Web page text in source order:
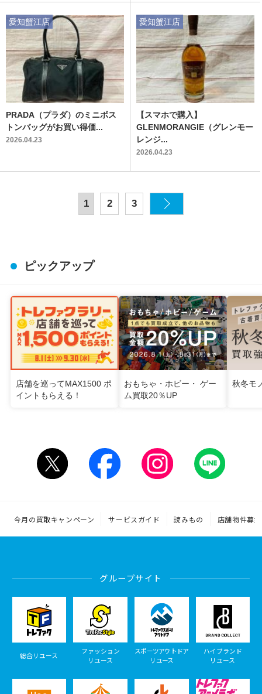
PRADA（プラダ）のミニボス
トンバッグがお買い得価...
2026.04.23
愛知蟹江店
【スマホで購入】
GLENMORANGIE（グレンモー
レンジ...
2026.04.23
愛知蟹江店
1 2 3
ピックアップ
店舗を巡ってMAX1500 ポ
イントもらえる！
おもちゃ・ホビー・ ゲー
ム買取20％UP
秋冬モ
今月の買取キャンペーン サービスガイド 読みもの 店舗物件募集
グループサイト
総合リユース
ファッション
リユース
スポーツアウトドア
リユース
ハイブランド
リユース